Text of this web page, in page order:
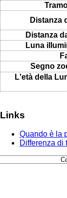
Distanza
Distanza
Luna
Segno
L'età della
Links
Quando è la
Differenza di